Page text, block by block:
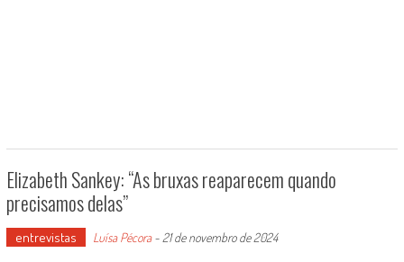
Elizabeth Sankey: “As bruxas reaparecem quando
precisamos delas”
entrevistas Luísa Pécora- 21 de novembro de 2024